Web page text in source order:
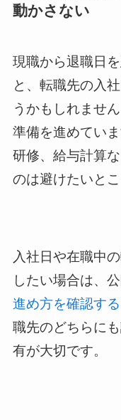
動かさない
現職から退職日
と、転職先の入
うかもしれませ
準備を進めてい
研修、給与計算
のは避けたいとこ
入社日や在職中
したい場合は、
進め方を確認する
職先のどちらに
有が大切です。